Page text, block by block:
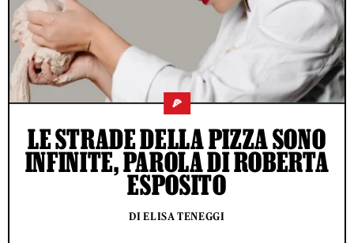
🍕
LE STRADE DELLA PIZZA SONO
INFINITE, PAROLA DI ROBERTA
ESPOSITO
DI ELISA TENEGGI